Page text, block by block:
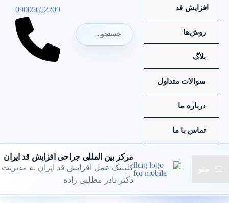
افزایش قد
روش‌ها
بلاگ
سوالات متداول
درباره ما
تماس با ما
جستجو
برای:
09005652209
منو
مرکز بین المللی جراحی افزایش قد ایران
کلینیک عمل افزایش قد ایران به مدیریت
دکتر نادر مطلبی زاده